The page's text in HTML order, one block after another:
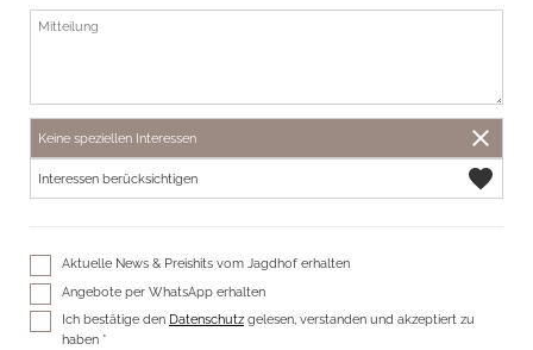
Keine speziellen Interessen close
Interessen berücksichtigen favorite
Aktuelle News & Preishits vom Jagdhof erhalten
Angebote per WhatsApp erhalten
Ich bestätige den Datenschutz gelesen, verstanden und akzeptiert zu
haben *